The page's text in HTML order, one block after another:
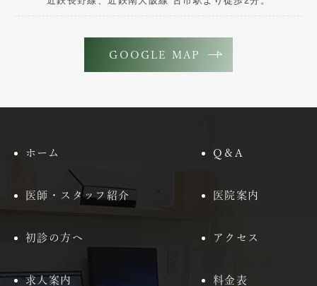
GOOGLE MAP
ホーム Q＆A
医師・スタッフ紹介 医院案内
初診の方へ アクセス
求人案内 料金表